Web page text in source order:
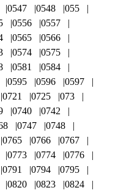
0547 0548
055
0556
0557
0565
0566
0574
0575
0581
0584
0595 0596
0597
0721 0725
073
0740
0742
0747
0748
0765 0766
0767
0773 0774
0776
0791 0794
0795
0820 0823
0824